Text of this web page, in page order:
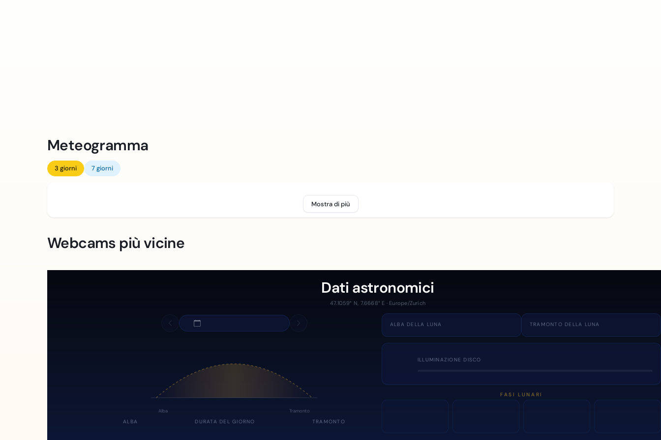
Meteogramma
3 giorni 7 giorni
Mostra di più
Webcams più vicine
Dati astronomici
47.1059° N, 7.6668° E · Europe/Zurich
Alba Tramonto
ALBA DURATA DEL GIORNO TRAMONTO
ALBA DELLA LUNA TRAMONTO DELLA LUNA
ILLUMINAZIONE DISCO
FASI LUNARI